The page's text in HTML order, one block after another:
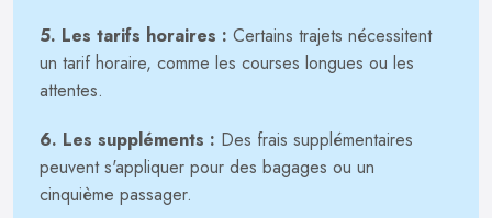
5. Les tarifs horaires : Certains trajets nécessitent
un tarif horaire, comme les courses longues ou les
attentes.
6. Les suppléments : Des frais supplémentaires
peuvent s'appliquer pour des bagages ou un
cinquième passager.